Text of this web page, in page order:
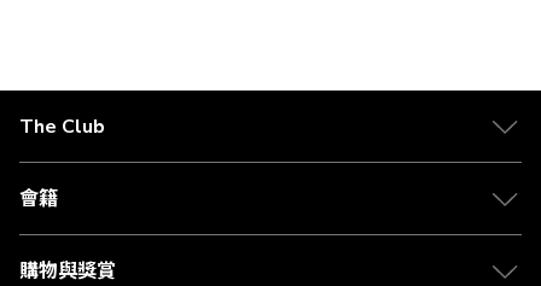
The Club
關於 The Club
合作夥伴
媒體中心
會籍
會籍及專屬禮遇
賺取積分
購物與獎賞